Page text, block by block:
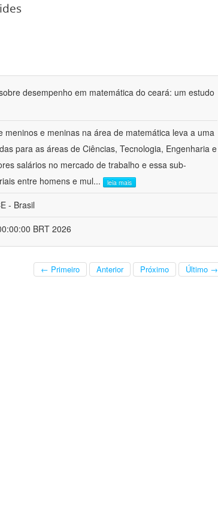
desempenho em matemática do ceará: um estudo
e meninas na área de matemática leva a uma
para as áreas de Ciências, Tecnologia, Engenharia e
salários no mercado de trabalho e essa sub-
entre homens e mul... leia mais
- Brasil
BRT 2026
← Primeiro Anterior Próximo Último →